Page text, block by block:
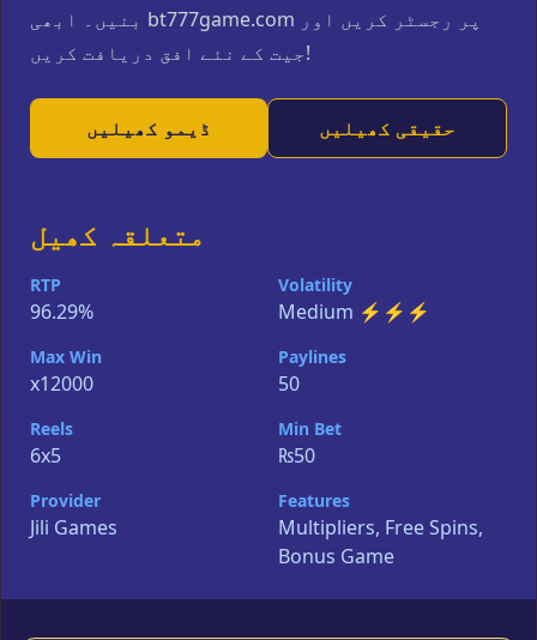
بنیں۔ ابھی bt777game.com پر رجسٹر کریں اور
جیت کے نئے افق دریافت کریں!
ڈیمو کھیلیں حقیقی کھیلیں
متعلقہ کھیل
RTP
96.29%
Volatility
Medium ⚡⚡⚡
Max Win
x12000
Paylines
50
Reels
6x5
Min Bet
₨50
Provider
Jili Games
Features
Multipliers, Free Spins,
Bonus Game